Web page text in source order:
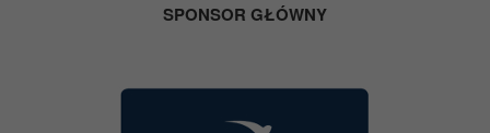
SPONSOR GŁÓWNY